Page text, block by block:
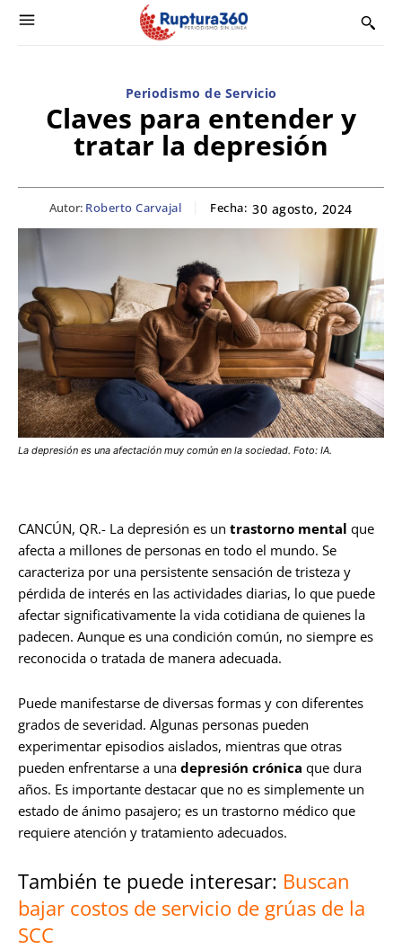
Periodismo de Servicio
Claves para entender y
tratar la depresión
Autor: Roberto Carvajal Fecha: 30 agosto, 2024
La depresión es una afectación muy común en la sociedad. Foto: IA.
CANCÚN, QR.- La depresión es un trastorno mental que
afecta a millones de personas en todo el mundo. Se
caracteriza por una persistente sensación de tristeza y
pérdida de interés en las actividades diarias, lo que puede
afectar significativamente la vida cotidiana de quienes la
padecen. Aunque es una condición común, no siempre es
reconocida o tratada de manera adecuada.
Puede manifestarse de diversas formas y con diferentes
grados de severidad. Algunas personas pueden
experimentar episodios aislados, mientras que otras
pueden enfrentarse a una depresión crónica que dura
años. Es importante destacar que no es simplemente un
estado de ánimo pasajero; es un trastorno médico que
requiere atención y tratamiento adecuados.
También te puede interesar: Buscan
bajar costos de servicio de grúas de la
SCC